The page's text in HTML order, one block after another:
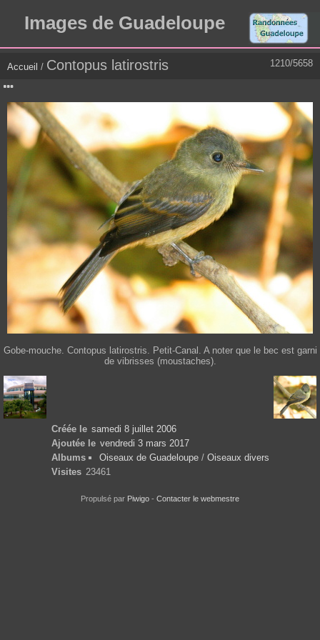
Images de Guadeloupe
1210/5658
Accueil / Contopus latirostris
Gobe-mouche. Contopus latirostris. Petit-Canal. A noter que le bec est garni
de vibrisses (moustaches).
Créée le samedi 8 juillet 2006
Ajoutée le vendredi 3 mars 2017
Albums
Oiseaux de Guadeloupe / Oiseaux divers
Visites 23461
Propulsé par Piwigo - Contacter le webmestre